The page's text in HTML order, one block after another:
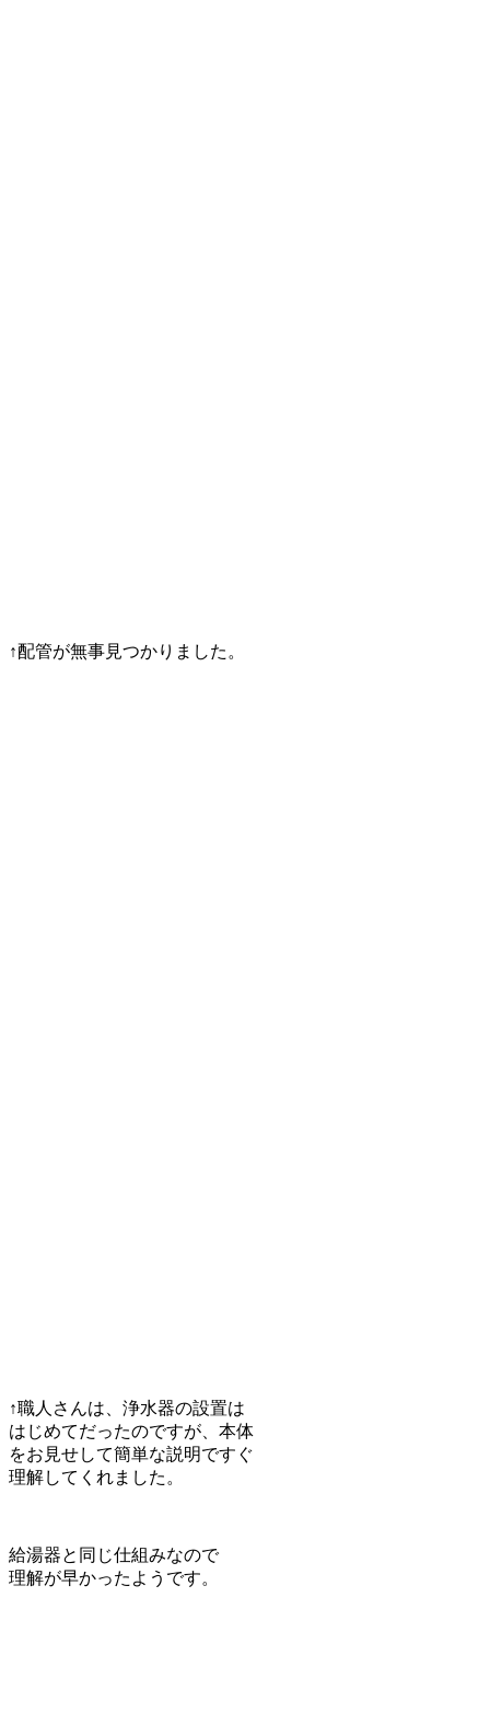
↑配管が無事見つかりました。
↑職人さんは、浄水器の設置は
はじめてだったのですが、本体
をお見せして簡単な説明ですぐ
理解してくれました。
給湯器と同じ仕組みなので
理解が早かったようです。